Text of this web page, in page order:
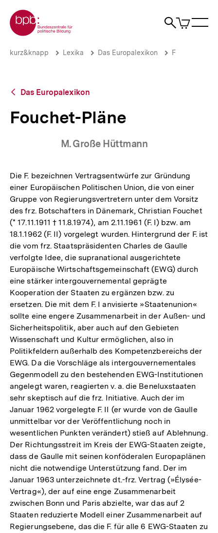
zum
Seiteninhalt
springen
Zur Startseite der bpb
Suche
Artikel
im
Fouchet-
Brotkrümelnavigation
Pfadnavigation
kurz&knapp Lexika Das Europalexikon F
Zurück
Übersicht
Das Europalexikon
Fouchet-Pläne
M. Große Hüttmann
Die F. bezeichnen Vertragsentwürfe zur Gründung
einer Europäischen Politischen Union, die von einer
Gruppe von Regierungsvertretern unter dem Vorsitz
des frz. Botschafters in Dänemark, Christian Fouchet
(* 17.11.1911 † 11.8.1974), am 2.11.1961 (F. I) bzw. am
18.1.1962 (F. II) vorgelegt wurden. Hintergrund der F. ist
die vom frz. Staatspräsidenten Charles de Gaulle
verfolgte Idee, die supranational ausgerichtete
Europäische Wirtschaftsgemeinschaft (EWG) durch
eine stärker intergouvernemental geprägte
Kooperation der Staaten zu ergänzen bzw. zu
ersetzen. Die mit dem F. I anvisierte »Staatenunion«
sollte eine engere Zusammenarbeit in der Außen- und
Sicherheitspolitik, aber auch auf den Gebieten
Wissenschaft und Kultur ermöglichen, also in
Politikfeldern außerhalb des Kompetenzbereichs der
EWG. Da die Vorschläge als intergouvernementales
Gegenmodell zu den bestehenden EWG-Institutionen
angelegt waren, reagierten v. a. die Beneluxstaaten
sehr skeptisch auf die frz. Initiative. Auch der im
Januar 1962 vorgelegte F. II (er wurde von de Gaulle
unmittelbar vor der Veröffentlichung noch in
wesentlichen Punkten verändert) stieß auf Ablehnung.
Der Richtungsstreit im Kreis der EWG-Staaten zeigte,
dass de Gaulle mit seinen konföderalen Europaplänen
nicht die notwendige Unterstützung fand. Der im
Januar 1963 unterzeichnete dt.-frz. Vertrag (»Élysée-
Vertrag«), der auf eine enge Zusammenarbeit
zwischen Bonn und Paris abzielte, war das auf 2
Staaten reduzierte Modell einer Zusammenarbeit auf
Regierungsebene, das die F. für alle 6 EWG-Staaten zu